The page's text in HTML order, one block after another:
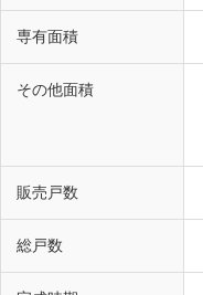
専有面積
その他面積
販売戸数
総戸数